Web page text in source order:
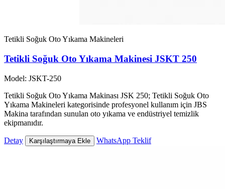
Tetikli Soğuk Oto Yıkama Makineleri
Tetikli Soğuk Oto Yıkama Makinesi JSKT 250
Model: JSKT-250
Tetikli Soğuk Oto Yıkama Makinası JSK 250; Tetikli Soğuk Oto
Yıkama Makineleri kategorisinde profesyonel kullanım için JBS
Makina tarafından sunulan oto yıkama ve endüstriyel temizlik
ekipmanıdır.
Detay Karşılaştırmaya Ekle WhatsApp Teklif